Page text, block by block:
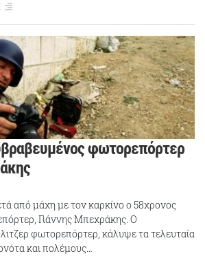
φωτορεπόρτερ
από μάχη με τον καρκίνο ο 58χρονος
Γιάννης Μπεχράκης. Ο
φωτορεπόρτερ, κάλυψε τα τελευταία
και πολέμους…